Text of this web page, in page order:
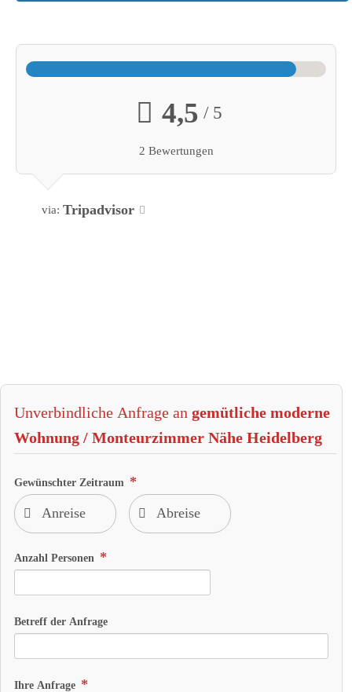
4,5 / 5
2 Bewertungen
via: Tripadvisor
Unverbindliche Anfrage an gemütliche moderne
Wohnung / Monteurzimmer Nähe Heidelberg
Gewünschter Zeitraum
Anzahl Personen
Betreff der Anfrage
Ihre Anfrage